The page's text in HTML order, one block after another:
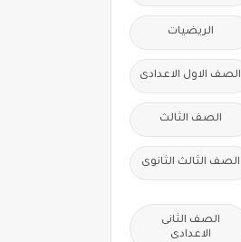
الريضيات
الصف الاول الاعدادى
الصف الثالث
الصف الثالث الثانوى
الصف الثانى
الاعدادى